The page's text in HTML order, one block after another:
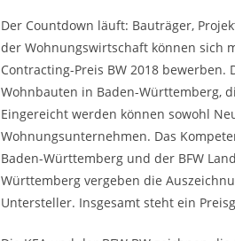
Der Countdown läuft: Bauträger,
der Wohnungswirtschaft können sich
Contracting-Preis BW 2018
Wohnbauten in Baden-Württemberg,
Eingereicht werden können sowohl
Wohnungsunternehmen. Das
Baden-Württemberg und der BFW
Württemberg vergeben die
Untersteller. Insgesamt steht ein